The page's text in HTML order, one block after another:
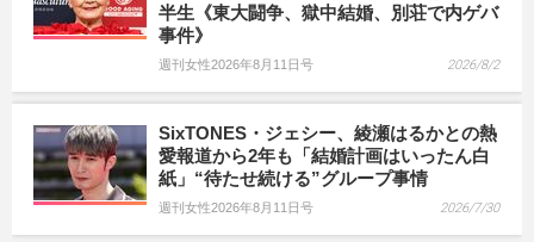
半生《東大闘争、獄中結婚、別荘で内ゲバ
事件》
週刊女性2026年8月11日号 2026/8/2
SixTONES・ジェシー、綾瀬はるかとの熱
愛報道から2年も「結婚計画はいったん白
紙」“待たせ続ける”グループ事情
週刊女性2026年8月11日号 2026/7/30